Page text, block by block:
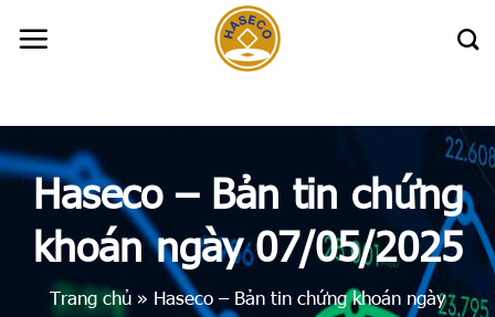
Haseco – Bản tin chứng
khoán ngày 07/05/2025
Trang chủ » Haseco – Bản tin chứng khoán ngày